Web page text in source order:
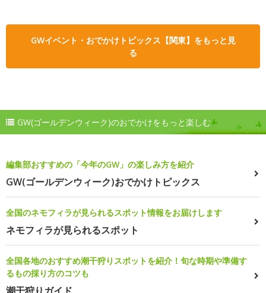
GWイベント・おでかけトピックス【関東】をもっと見
る
GW(ゴールデンウィーク)のおでかけをもっと楽しむ
編集部おすすめの「今年のGW」の楽しみ方を紹介
GW(ゴールデンウィーク)おでかけトピックス
全国のネモフィラが見られるスポット情報をお届けします
ネモフィラが見られるスポット
全国各地のおすすめ潮干狩りスポットを紹介！旬な時期や準備す
るもの採り方のコツも